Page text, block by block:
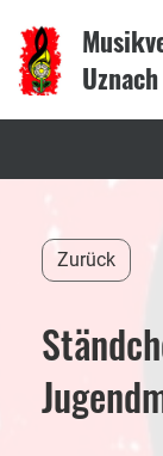
Uznach
Zurück